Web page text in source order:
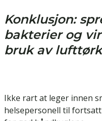
Konklusjon:
bakterier og
bruk av
Ikke rart at leger innen
helsepersonell til